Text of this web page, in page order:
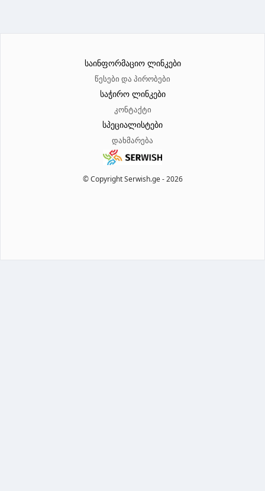
© Copyright Serwish.ge -2026
საინფორმაციო ლინკები
წესები და პირობები
საჭირო ლინკები
კონტაქტი
სპეციალისტები
დახმარება